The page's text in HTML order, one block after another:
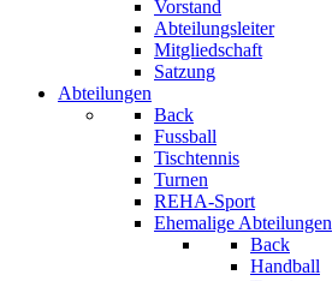
Vorstand
Abteilungsleiter
Mitgliedschaft
Satzung
Abteilungen
Back
Fussball
Tischtennis
Turnen
REHA-Sport
Ehemalige Abteilungen
Back
Handball